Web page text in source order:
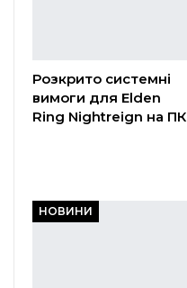
Розкрито системні
вимоги для Elden
Ring Nightreign на ПК
НОВИНИ